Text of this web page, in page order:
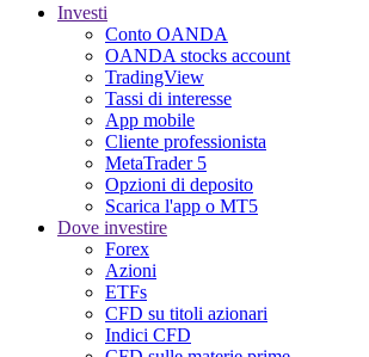
Investi
Conto OANDA
OANDA stocks account
TradingView
Tassi di interesse
App mobile
Cliente professionista
MetaTrader 5
Opzioni di deposito
Scarica l'app o MT5
Dove investire
Forex
Azioni
ETFs
CFD su titoli azionari
Indici CFD